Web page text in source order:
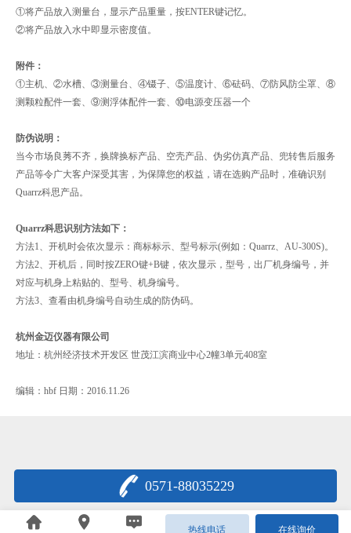
①将产品放入测量台，显示产品重量，按ENTER键记忆。
②将产品放入水中即显示密度值。
附件：
①主机、②水槽、③测量台、④镊子、⑤温度计、⑥砝码、⑦防风防尘罩、⑧
测颗粒配件一套、⑨测浮体配件一套、⑩电源变压器一个
防伪说明：
当今市场良莠不齐，换牌换标产品、空壳产品、伪劣仿真产品、兜转售后服务
产品等令广大客户深受其害，为保障您的权益，请在选购产品时，准确识别
Quarrz科思产品。
Quarrz科思识别方法如下：
方法1、开机时会依次显示：商标标示、型号标示(例如：Quarrz、AU-300S)。
方法2、开机后，同时按ZERO键+B键，依次显示，型号，出厂机身编号，并
对应与机身上粘贴的、型号、机身编号。
方法3、查看由机身编号自动生成的防伪码。
杭州金迈仪器有限公司
地址：杭州经济技术开发区 世茂江滨商业中心2幢3单元408室
编辑：hbf 日期：2016.11.26
0571-88035229
热线电话 在线询价
浙公网安备33011802000622号